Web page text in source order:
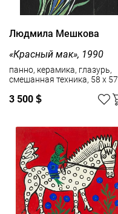
Людмила Мешкова
«Красный мак», 1990
панно, керамика, глазурь,
смешанная техника, 58 x 57
3 500 $